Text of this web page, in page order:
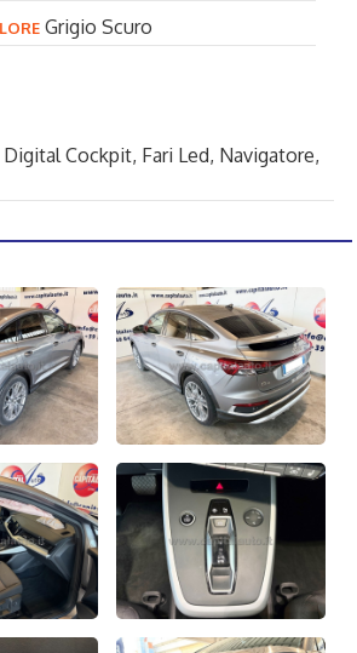
Grigio Scuro
Digital Cockpit, Fari Led, Navigatore,